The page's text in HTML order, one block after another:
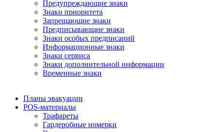
Предупреждающие знаки
Знаки приоритета
Запрещающие знаки
Предписывающие знаки
Знаки особых предписаний
Информационные знаки
Знаки сервиса
Знаки дополнительной информации
Временные знаки
Планы эвакуации
POS-материалы
Трафареты
Гардеробные номерки